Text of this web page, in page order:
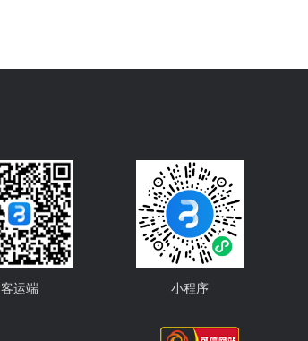
客运端 小程序